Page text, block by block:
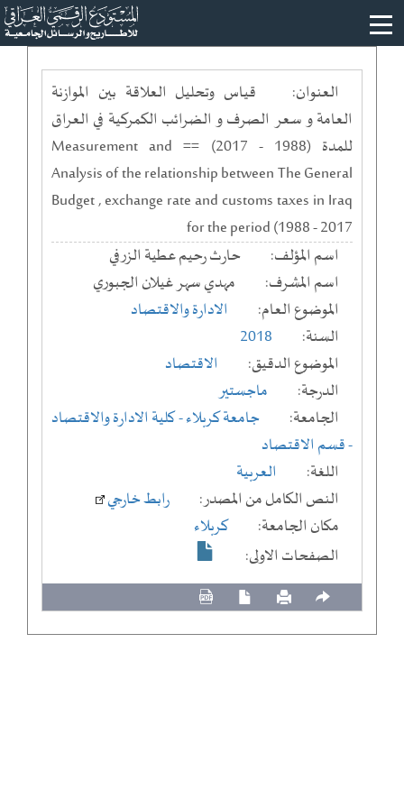
العنوان:
قياس وتحليل العلاقة بين الموازنة
العامة و سعر الصرف و الضرائب الكمركية في العراق
للمدة (1988 - 2017) == Measurement and
Analysis of the relationship between The General
Budget , exchange rate and customs taxes in Iraq
for the period (1988 - 2017
اسم المؤلف:
حارث رحيم عطية الزرفي
اسم المشرف:
مهدي سهر غيلان الجبوري
الموضوع العام:
الادارة والاقتصاد
السنة:
2018
الموضوع الدقيق:
الاقتصاد
الدرجة:
ماجستير
الجامعة:
جامعة كربلاء- كلية الادارة والاقتصاد
- قسم الاقتصاد
اللغة:
العربية
النص الكامل من المصدر:
رابط خارجي
مكان الجامعة:
كربلاء
الصفحات الاولى: